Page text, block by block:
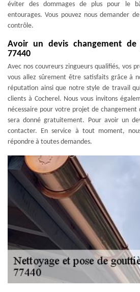
éviter des dommages de plus pour le
entourages. Vous pouvez nous demander
contrôle.
Avoir un devis changement
77440
Avec nos couvreurs zingueurs qualifiés, vos
vous allez sûrement être satisfaits grâce à
réputation ainsi que notre style de travail
clients à Cocherel. Nous vous invitons
nécessaire pour votre projet de changement
sera donné gratuitement. Pour avoir un
contacter. En service à tout moment,
répondre à toutes demandes.